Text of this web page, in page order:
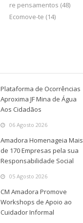
re pensamentos (48)
Ecomove-te (14)
Plataforma de Ocorrências
Aproxima JF Mina de Água
Aos Cidadãos
06 Agosto 2026
Amadora Homenageia Mais
de 170 Empresas pela sua
Responsabilidade Social
05 Agosto 2026
CM Amadora Promove
Workshops de Apoio ao
Cuidador Informal